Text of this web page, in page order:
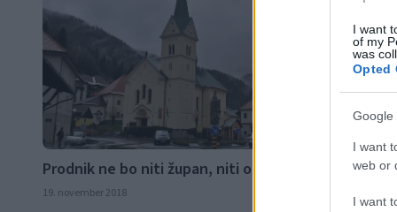
I want
of my
was
Opted
Google
I want
web or
I want
Prodnik ne bo niti župan, niti občinski svetnik
19. november 2018